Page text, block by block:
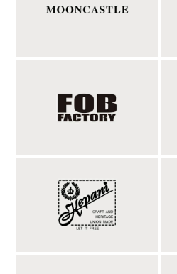
ばXLでも良いかもしれません。春
のアイスコットンシリーズ。これ